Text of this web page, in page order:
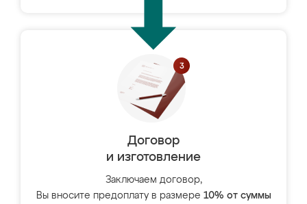
Договор
и изготовление
Заключаем договор,
Вы вносите предоплату в размере 10% от суммы